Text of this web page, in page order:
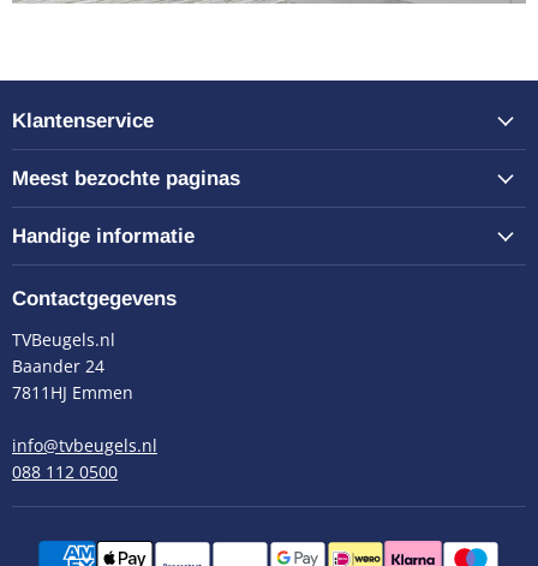
Klantenservice
Meest bezochte paginas
Handige informatie
Contactgegevens
TVBeugels.nl
Baander 24
7811HJ Emmen
info@tvbeugels.nl
088 112 0500